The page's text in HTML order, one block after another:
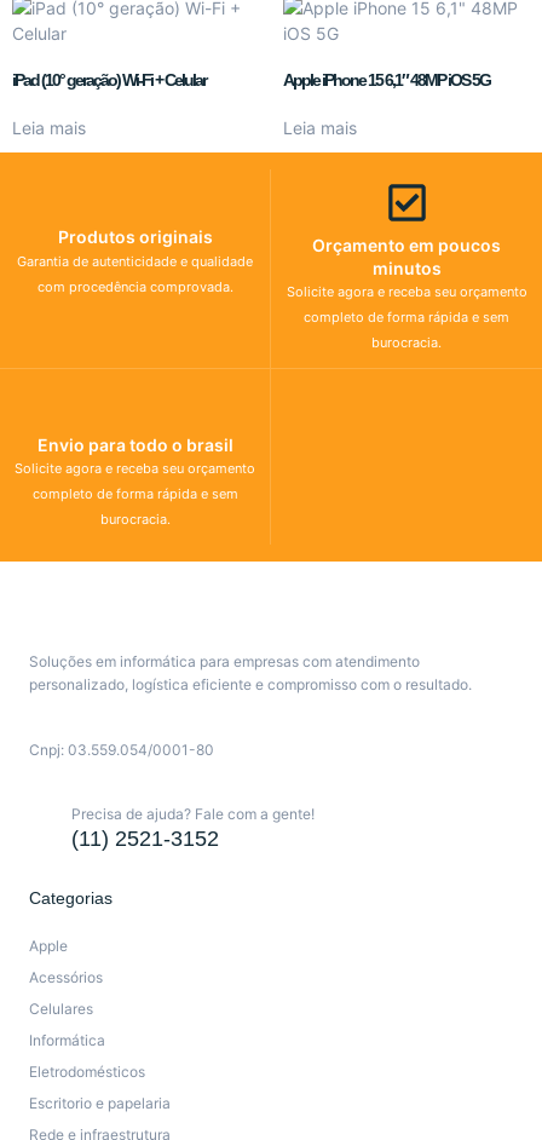
iPad (10° geração) Wi-Fi + Celular
Leia mais
Apple iPhone 15 6,1″ 48MP iOS 5G
Leia mais
Produtos originais
Garantia de autenticidade e qualidade
com procedência comprovada.
Orçamento em poucos
minutos
Solicite agora e receba seu orçamento
completo de forma rápida e sem
burocracia.
Envio para todo o brasil
Solicite agora e receba seu orçamento
completo de forma rápida e sem
burocracia.
Soluções em informática para empresas com atendimento
personalizado, logística eficiente e compromisso com o resultado.
Cnpj: 03.559.054/0001-80
Precisa de ajuda? Fale com a gente!
(11) 2521-3152
Categorias
Apple
Acessórios
Celulares
Informática
Eletrodomésticos
Escritorio e papelaria
Rede e infraestrutura